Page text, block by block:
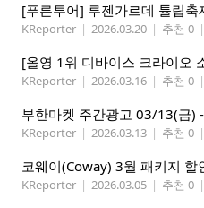
[푸른투어] 루젠가르데 튤립
KReporter | 2026.03.20 | 추천 0 |
KReporter | 2026.03.16 | 추천 0 |
부한마켓 주간광고 03/13(금)
KReporter | 2026.03.13 | 추천 0 |
코웨이(Coway) 3월 패키지 할
KReporter | 2026.03.05 | 추천 0 |